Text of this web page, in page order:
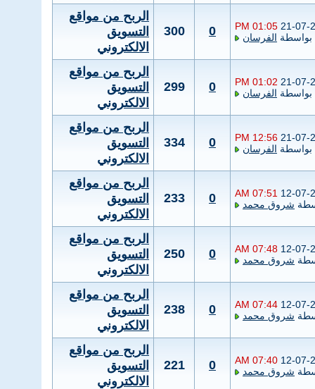
21-07-
01:05 PM
بواسطة الفرسان 0
300
الربح من مواقع
التسويق
الالكتروني
21-07-
01:02 PM
بواسطة الفرسان 0
299
الربح من مواقع
التسويق
الالكتروني
21-07-
12:56 PM
بواسطة الفرسان 0
334
الربح من مواقع
التسويق
الالكتروني
12-07-
07:51 AM
شروق محمد 0
233
الربح من مواقع
التسويق
الالكتروني
12-07-
07:48 AM
شروق محمد 0
250
الربح من مواقع
التسويق
الالكتروني
12-07-
07:44 AM
شروق محمد 0
238
الربح من مواقع
التسويق
الالكتروني
12-07-
07:40 AM
شروق محمد 0
221
الربح من مواقع
التسويق
الالكتروني